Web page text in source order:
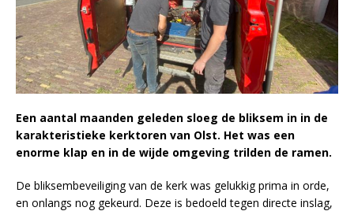
Een aantal maanden geleden sloeg de bliksem in in de
karakteristieke kerktoren van Olst. Het was een
enorme klap en in de wijde omgeving trilden de ramen.
De bliksembeveiliging van de kerk was gelukkig prima in orde,
en onlangs nog gekeurd. Deze is bedoeld tegen directe inslag,